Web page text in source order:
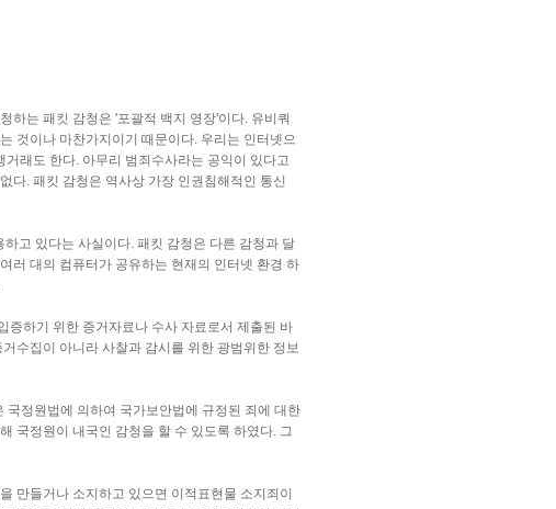
하는 패킷 감청은 '포괄적 백지 영장'이다. 유비쿼
것이나 마찬가지이기 때문이다. 우리는 인터넷으
래도 한다. 아무리 범죄수사라는 공익이 있다고
다. 패킷 감청은 역사상 가장 인권침해적인 통신
고 있다는 사실이다. 패킷 감청은 다른 감청과 달
러 대의 컴퓨터가 공유하는 현재의 인터넷 환경 하
증하기 위한 증거자료나 수사 자료로서 제출된 바
수집이 아니라 사찰과 감시를 위한 광범위한 정보
정원법에 의하여 국가보안법에 규정된 죄에 대한
국정원이 내국인 감청을 할 수 있도록 하였다. 그
만들거나 소지하고 있으면 이적표현물 소지죄이